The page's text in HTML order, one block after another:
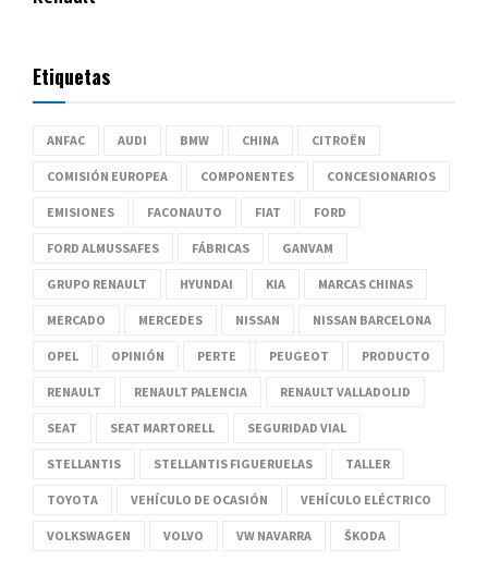
Etiquetas
ANFAC AUDI BMW CHINA CITROËN
COMISIÓN EUROPEA COMPONENTES CONCESIONARIOS
EMISIONES FACONAUTO FIAT FORD
FORD ALMUSSAFES FÁBRICAS GANVAM
GRUPO RENAULT HYUNDAI KIA MARCAS CHINAS
MERCADO MERCEDES NISSAN NISSAN BARCELONA
OPEL OPINIÓN PERTE PEUGEOT PRODUCTO
RENAULT RENAULT PALENCIA RENAULT VALLADOLID
SEAT SEAT MARTORELL SEGURIDAD VIAL
STELLANTIS STELLANTIS FIGUERUELAS TALLER
TOYOTA VEHÍCULO DE OCASIÓN VEHÍCULO ELÉCTRICO
VOLKSWAGEN VOLVO VW NAVARRA ŠKODA